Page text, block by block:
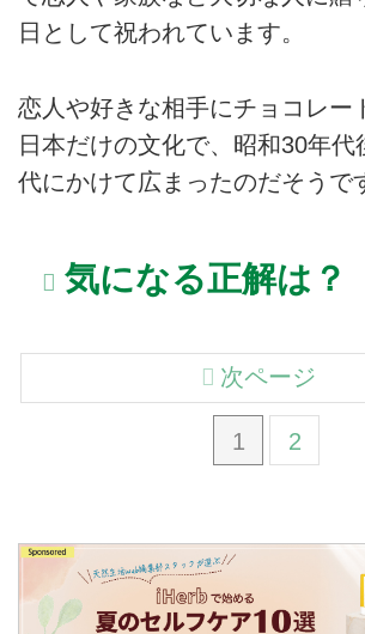
日として祝われています。
恋人や好きな相手にチョコレー
日本だけの文化で、昭和30年代
代にかけて広まったのだそうで
気になる正解は
1 2
次ページ